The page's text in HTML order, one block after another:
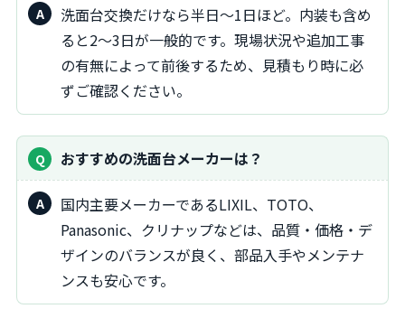
洗面台交換だけなら半日～1日ほど。内装も含め
ると2～3日が一般的です。現場状況や追加工事
の有無によって前後するため、見積もり時に必
ずご確認ください。
おすすめの洗面台メーカーは？
国内主要メーカーであるLIXIL、TOTO、
Panasonic、クリナップなどは、品質・価格・デ
ザインのバランスが良く、部品入手やメンテナ
ンスも安心です。